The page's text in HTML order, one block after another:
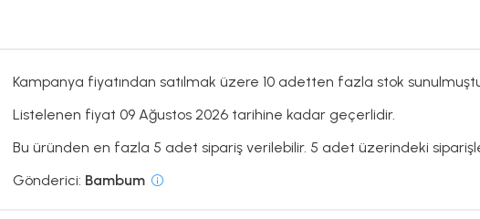
Kampanya fiyatından satılmak üzere 10 adetten fazla stok
Listelenen fiyat 09 Ağustos 2026 tarihine kadar geçerlidir.
Bu üründen en fazla 5 adet sipariş verilebilir. 5 adet üzerindeki
Gönderici: Bambum